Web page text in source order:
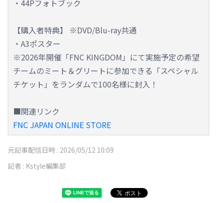
・44Pフォトブック
【購入者特典】 ※DVD/Blu-ray共通
・A3ポスター
※2026年開催「FNC KINGDOM」にて実施予定の希望
チームのミート＆グリートに参加できる「スペシャル
チケット」をランダムで100名様に封入！
■関連リンク
FNC JAPAN ONLINE STORE
元記事配信日時 : 2026/05/12 10:09
記者 : Kstyle編集部